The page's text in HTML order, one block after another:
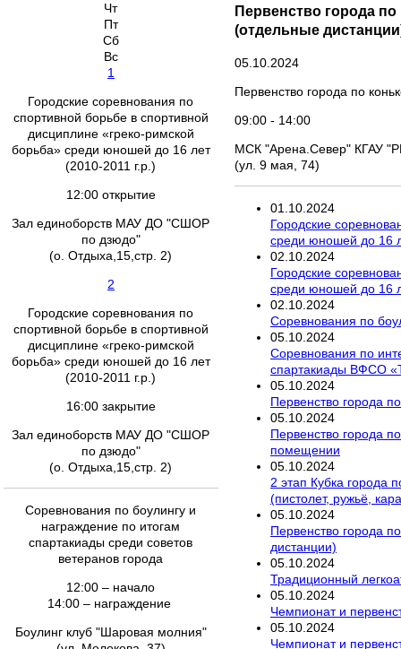
Чт
Пт
Сб
Вс
1
Городские соревнования по
спортивной борьбе в спортивной
дисциплине «греко-римской
борьба» среди юношей до 16 лет
(2010-2011 г.р.)
12:00 открытие
Зал единоборств МАУ ДО "СШОР
по дзюдо"
(о. Отдыха,15,стр. 2)
2
Городские соревнования по
спортивной борьбе в спортивной
дисциплине «греко-римской
борьба» среди юношей до 16 лет
(2010-2011 г.р.)
16:00 закрытие
Зал единоборств МАУ ДО "СШОР
по дзюдо"
(о. Отдыха,15,стр. 2)
Соревнования по боулингу и
награждение по итогам
спартакиады среди советов
ветеранов города
12:00 – начало
14:00 – награждение
Боулинг клуб "Шаровая молния"
Первенство города
(отдельные
05.10.2024
Первенство города по
09:00 - 14:00
МСК "Арена.Север" КГАУ
(ул. 9 мая, 74)
01 10 2024
Городские
среди юношей до 16
02 10 2024
Городские
среди юношей до 16
02 10 2024
Соревнования по
05 10 2024
Соревнования по
спартакиады ВФСО
05 10 2024
Первенство города
05 10 2024
Первенство города
помещении
05 10 2024
2 этап Кубка города
(пистолет, ружьё,
05 10 2024
Первенство города
дистанции)
05 10 2024
Традиционный
05 10 2024
Чемпионат и
05 10 2024
Чемпионат и